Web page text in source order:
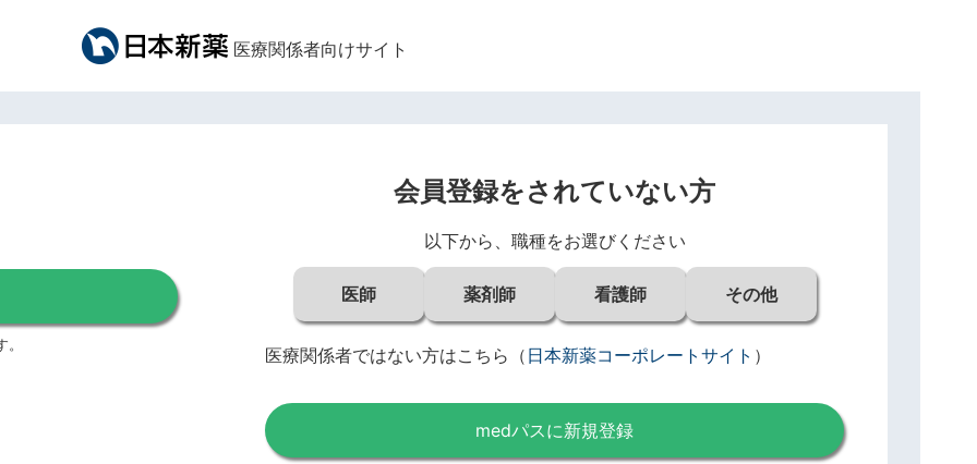
医療関係者向けサイト
会員登録をされていない方
以下から、職種をお選びください
医師 薬剤師 看護師 その他
医療関係者ではない方はこちら （ 日本新薬コーポレートサイト ）
medパスに新規登録